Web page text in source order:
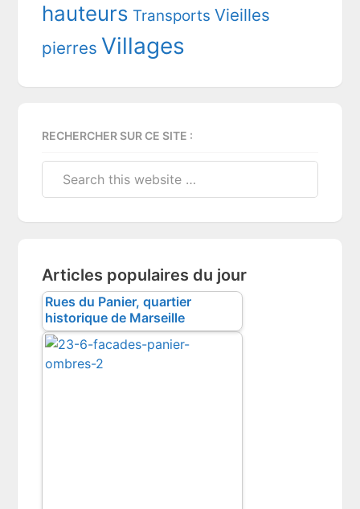
hauteurs Transports Vieilles
pierres Villages
RECHERCHER SUR CE SITE :
Articles populaires du jour
Rues du Panier, quartier
historique de Marseille